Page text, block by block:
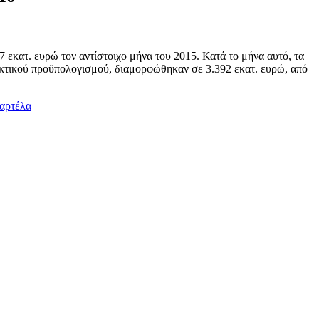
εκατ. ευρώ τον αντίστοιχο μήνα του 2015. Κατά το μήνα αυτό, τα
προϋπολογισμού, διαμορφώθηκαν σε 3.392 εκατ. ευρώ, από